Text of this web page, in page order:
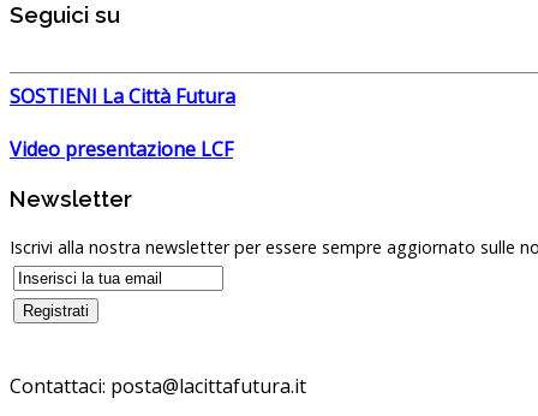
Seguici su
SOSTIENI La Città Futura
Video presentazione LCF
Newsletter
Iscrivi alla nostra newsletter per essere sempre aggiornato sulle
Contattaci: posta@lacittafutura.it